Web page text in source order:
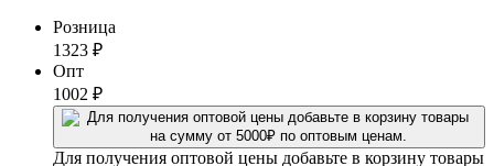
Розница
1323 ₽
Опт
1002 ₽
Для получения оптовой цены добавьте в корзину товары